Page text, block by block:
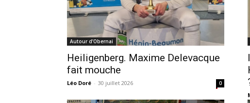
Autour d’Obernai
Heiligenberg. Maxime Delevacque
fait mouche
Léo Doré - 30 juillet 2026 0